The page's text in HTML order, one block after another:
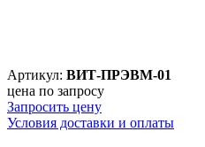
Артикул: ВИТ-ПРЭВМ-01
цена по запросу
Запросить цену
Условия доставки и оплаты